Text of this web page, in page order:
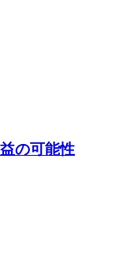
の可能性